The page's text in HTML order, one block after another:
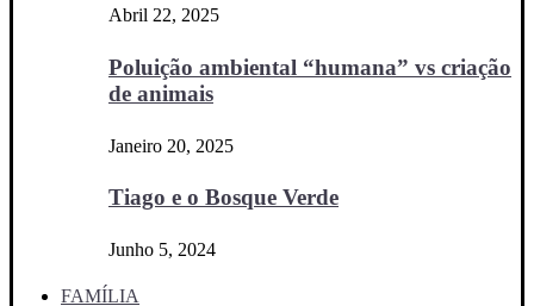
Abril 22, 2025
Poluição ambiental “humana” vs criação
de animais
Janeiro 20, 2025
Tiago e o Bosque Verde
Junho 5, 2024
FAMÍLIA